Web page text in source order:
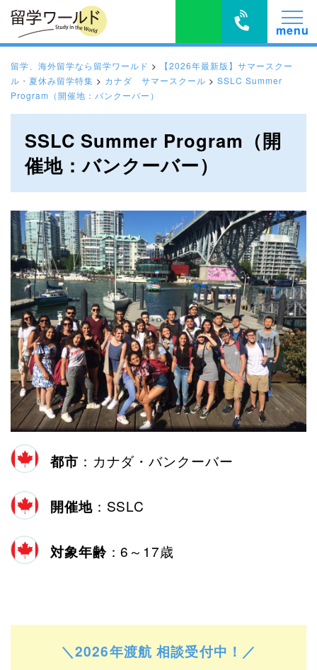
留学、海外留学なら留学ワールド >
【2026年最新版】サマースクー
ル・夏休み留学特集 > カナダ サマースクール > SSLC Summer
Program（開催地：バンクーバー）
SSLC Summer Program（開
催地：バンクーバー）
都市 ：カナダ・バンクーバー
開催地：SSLC
対象年齢：6～17歳
＼2026年渡航 相談受付中！／